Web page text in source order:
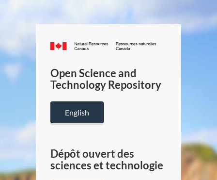
Canada.ca
/
Canada
Open Science and
Technology Repository
English
Dépôt ouvert des
sciences et technologie